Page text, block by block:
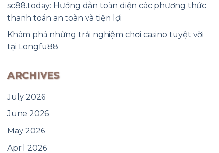
sc88.today: Hướng dẫn toàn diện các phương thức
thanh toán an toàn và tiện lợi
Khám phá những trải nghiệm chơi casino tuyệt vời
tại Longfu88
ARCHIVES
July 2026
June 2026
May 2026
April 2026